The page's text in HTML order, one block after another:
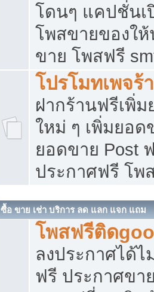
โดนๆ แคปชั่นเ
โพสขายของใ
ขาย โพสฟรี
โปรโมทเพจร้
ฝากร้านฟรีเพิ่
ใหม่ ๆ เพิ่มยอด
ยอดขาย Post
ประกาศฟรี โพ
ซื้อ ขาย เช่า บริการ ลด แลก แจก แถม
โพสฟรีติด
ลงประกาศได้
ฟรี ประกาศข